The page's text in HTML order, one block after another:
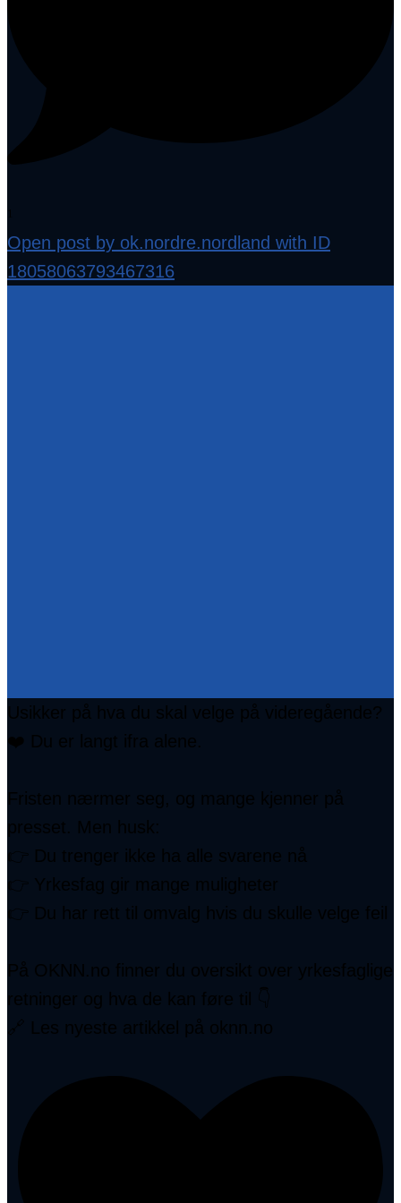
1
Open post by ok.nordre.nordland with ID
18058063793467316
Usikker på hva du skal velge på videregående?
❤️ Du er langt ifra alene.
Fristen nærmer seg, og mange kjenner på
presset. Men husk:
👉 Du trenger ikke ha alle svarene nå
👉 Yrkesfag gir mange muligheter
👉 Du har rett til omvalg hvis du skulle velge feil
På OKNN.no finner du oversikt over yrkesfaglige
retninger og hva de kan føre til 👇
🔗 Les nyeste artikkel på oknn.no